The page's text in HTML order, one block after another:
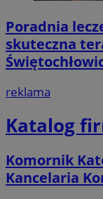
Poradnia
skuteczna
reklama
Katalog
Komornik
Kancelaria